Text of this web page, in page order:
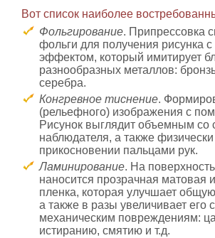
Вот список наиболее
Фольгирование. Припрессовка
фольги для получения рисунка
эффектом, который имитирует
разнообразных металлов:
серебра.
Конгревное тиснение.
(рельефного) изображения с
Рисунок выглядит объемным со
наблюдателя, а также
прикосновении пальцами рук.
Ламинирование. На
наносится прозрачная матовая
пленка, которая улучшает общую
а также в разы увеличивает его
механическим повреждениям:
истиранию, смятию и т.д.